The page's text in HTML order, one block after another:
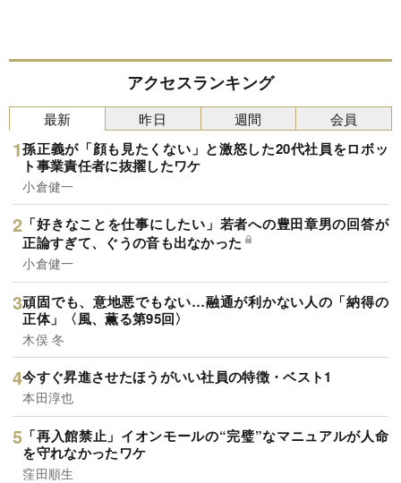
アクセスランキング
最新
孫正義が「顔も見たくない」と激怒した20代社員をロボッ
ト事業責任者に抜擢したワケ
小倉健一
「好きなことを仕事にしたい」若者への豊田章男の回答が
正論すぎて、ぐうの音も出なかった
小倉健一
頑固でも、意地悪でもない…融通が利かない人の「納得の
正体」〈風、薫る第95回〉
木俣 冬
今すぐ昇進させたほうがいい社員の特徴・ベスト1
本田淳也
「再入館禁止」イオンモールの“完璧”なマニュアルが人命
を守れなかったワケ
窪田順生
昨日 週間 会員